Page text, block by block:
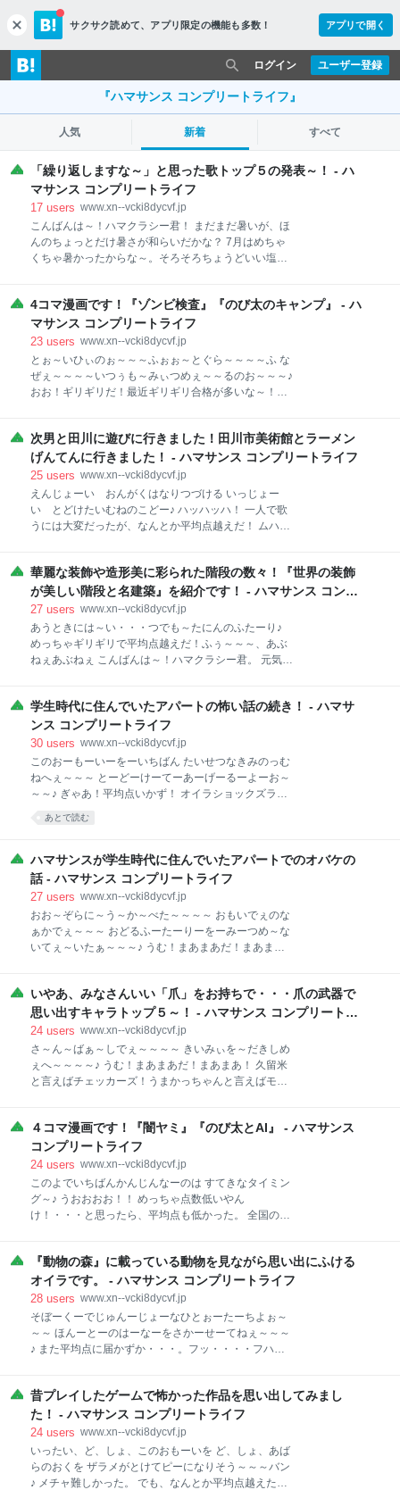
c
l
o
s
サクサク読めて、 アプリ限定の機能も多数！ アプリで開く
ユーザー登録
ログイン
『ハマサンス コンプリートライフ』
人気 新着 すべて
「繰り返しますな～」と思った歌トップ５の発表～！ - ハ
マサンス コンプリートライフ
17 users www.xn--vcki8dycvf.jp
こんばんは～！ハマクラシー君！ まだまだ暑いが、ほ
んのちょっとだけ暑さが和らいだかな？ 7月はめちゃ
くちゃ暑かったからな～。そろそろちょうどいい塩梅
む、よしよし！ さて、ハマクラシー君、今日はまたま
た歌のジャンルでのトップ５の発表だよ！ 楽しみだっ
ただろう？ へ？楽しみじゃない・・・！？ ヒィ～ヒッ
ヒッヒ！そんなことはいわせなぁ～い♡ 君はオイラの
発表を聞くか寝るかしか選択肢はないのだ！ 今日のお
題は・・・ 「繰り返しますな～」だよ。 カラオケで歌
にカラオケで歌ったり聴いたりした歌でそう思ったも
のをランキング形式で発表しようと、こう思っちょる
んでござんすよ～！ヘへヘ。 ではさっそくいってみっ
か！
4コマ漫画です！『ゾンビ検査』『のび太のキャンプ』 - ハ
マサンス コンプリートライフ
23 users www.xn--vcki8dycvf.jp
とぉ～いひぃのぉ～～～ふぉぉ～とぐら～～～～ふ な
ぜぇ～～～～いつぅも～みぃつめぇ～～るのお～～～♪
おお！ギリギリだ！最近ギリギリ合格が多いな～！
こう」くらいまで記憶にあるかな～。 たしかボーカル
の上杉さんの「W」ギターの柴崎さんの「S」それを
「＆」で結んで「WANDS」とついた由来をなんとな
く覚えていたのだが、第2期以降もボーカルは「W」の
イニシャルの名前だったのであろうか？ 上杉さんはそ
の後ギターの柴崎さんと一緒にWANDSを脱退して
Princeを脱退したNumber_iみたいだな～。 おっと、
ついWANDSの思い出話に花が咲いちまったな！ 元気
かい？ハマクラシー君！ 今
次男と田川に遊びに行きました！田川市美術館とラーメン
げんてんに行きました！ - ハマサンス コンプリートライフ
25 users www.xn--vcki8dycvf.jp
えんじょーい おんがくはなりつづける いっじょー
い とどけたいむねのこどー♪ ハッハッハ！ 一人で歌
うには大変だったが、なんとか平均点越えだ！ ムハハ
レーしていたが、夢中になり過ぎて熱中症になりかけ
たぜ～！ あぶねぇ～あぶねぇ～。 すぐに休んで水飲ん
で休んだからよかったぜぇ～。 そうそう、この前次男
と田川市美術館に行ったのだよ。 お目当ては、アニメ
ーター佐野浩敏さんの画展があったから見に行ったの
だ！ ちょくちょく展示を見に行っている田川市美術
記」「天空のエスカフローネ」などを手掛けている
「ロボ描き屋」を自称するイラストレーターなのであ
る！ オイラ、アニメ作品はほとんど知らないのだが、
原画や設定
華麗な装飾や造形美に彩られた階段の数々！『世界の装飾
が美しい階段と名建築』を紹介です！ - ハマサンス コンプ
リートライフ
27 users www.xn--vcki8dycvf.jp
あうときには～い・・・つでも～たにんのふたーり♪
めっちゃギリギリで平均点越えだ！ふぅ～～～、あぶ
ねぇあぶねぇ こんばんは～！ハマクラシー君。 元気で
感じるときがあるから、熊本の方はもっと強く揺れを
感じるときが多いのだろうな。一日も早く日常が戻る
ことを祈るばかりだ。 さてさてハマクラシー君。 今回
もまたあれだ。 世界のホニャララの本の紹介だよ！ 今
回はこれだ！ 『世界の装飾が美しい階段と名建築』～
～～！ 世界の装飾が美しい階段と名建築 PIE Amazon
が、名建築の中にある階段は単純に移動のためだけの
空間を彩り夢のような世界へ導いてくれるぞ！ では、
どんな階段があるか、ちょっと紹介してみっか～
学生時代に住んでいたアパートの怖い話の続き！ - ハマサ
ンス コンプリートライフ
30 users www.xn--vcki8dycvf.jp
このおーもーいーをーいちばん たいせつなきみのっむ
ねへぇ～～～ とーどーけーてーあーげーるーよーお～
～～♪ ぎゃあ！平均点いかず！ オイラショックズラ。
トランペットの練習から頑張るズラ・・・。 さて、ハ
マクラシー君。 今日は前回の話の続きだ。 もし忘れた
では、続きを話すぞう～～～。 それからも、オイラは
学校でいろんな生徒から「幽霊の出る部屋に住んでい
るんですか？」と聞かれ、「金縛りとか遭わないんで
様々な超常現象クエスチョンにお答えしまくっていた
のだ！ もちろんオイラ自身にはとくになんもなかった
がな。 そしてある時、アパートの駐車場であの日無言
たので、オイラはすぐに彼を捕まえあの日のことにつ
いて質問した。 すると、彼はこう答
あとで読む
ハマサンスが学生時代に住んでいたアパートでのオバケの
話 - ハマサンス コンプリートライフ
27 users www.xn--vcki8dycvf.jp
おお～ぞらに～う～か～べた～～～～ おもいでぇのな
ぁかでぇ～～～ おどるふーたーりーをーみーつめ～な
いてぇ～いたぁ～～～♪ うむ！まあまあだ！まあま
な。フフフ。 こんばんは～！元気かい？ハマクラシー
君！ 今日明日は福岡県も酷暑とかいう気温に達するら
しいな。 熱中症にならないように注意しようぜ！ いや
いや、そういえばハマクラシー君。 今年の夏は心霊番
組がほとんどないみたいだな～。 ああいうの好きだか
らオイラは寂しいのです！トホホ。 というわけで、唐
に、なんとなく「怖い話」をしていく流れになってね
ぇ。 その時に弟が「兄ちゃん、あの話してくれよ！あ
の話マジで怖ぇからよぉ～」とリクエストされて話し
た心霊体
いやあ、みなさんいい「爪」をお持ちで・・・爪の武器で
思い出すキャラトップ５～！ - ハマサンス コンプリートラ
イフ
24 users www.xn--vcki8dycvf.jp
さ～ん～ばぁ～しでぇ～～～～ きいみぃを～だきしめ
ぇへ～～～～♪ うむ！まあまあだ！まあまあ！ 久留米
と言えばチェッカーズ！うまかっちゃんと言えばモク
いるともう暑いことの話ばかりになっちゃうが、確か
に暑いな。 バテバテだぜぇ～～～。 子ども達はいよい
よ夏休みだが、さすが中学にもなると部活動で忙しい
みたいだな。 ところで、ハマクラシー君。 ことわざで
『能ある鷹は爪を隠す』っていうのがあるよなぁ？ で
も、ゲームや漫画では爪を隠すどころか、めっちゃア
も『いい爪持ってますな～！キャラ部門』だ！ では、
さっそくいってみますか！ ではまず５位！ 第５位
は・・・・ドルルルルルルル・・・・・・ジャン！ 第
５
４コマ漫画です！『闇ヤミ』『のび太とAI』 - ハマサンス
コンプリートライフ
24 users www.xn--vcki8dycvf.jp
このよでいちばんかんじんなーのは すてきなタイミン
グ～♪ うおおおお！！ めっちゃ点数低いやん
け！・・・と思ったら、平均点も低かった。 全国のみ
マサンスだが、君はどうだい？ 夏バテしてても晩酌は
やっちゃうぞ、バカヤロー！（小島聡風） 今日も鯛や
カンパチのお刺身食べながら富山の名酒「三笑楽」で
おいしく頂いております！いいお酒ですな～、三笑
楽！ さて、今日は４コマ漫画の日です。 ハマクラシー
君。 ぜひ４コマ漫画読んで爆笑して暑気払いしてくれ
～！！ ムハハハハ～～～！！ さて、もう気が済んだ
よ。 もう・・・・もういいんだよ！何もかもが！ 暑さ
のあまりオイラの頭の中もトロットロになっているん
ザマス
『動物の森』に載っている動物を見ながら思い出にふける
オイラです。 - ハマサンス コンプリートライフ
28 users www.xn--vcki8dycvf.jp
そぼーくーでじゅんーじょーなひとぉーたーちよぉ～
～～ ほんーとーのはーなーをさかーせーてねぇ～～～
♪ また平均点に届かずか・・・。フッ・・・・フハハ
の歌に耳を傾けて人の心を甦らしてほしいものですわ
い！ www.youtube.com さてさて、こんばんは。ハマ
クラシー君。 ワールドカップも終わったのう・・・。
寂しいのう・・・。 でも高校野球が始まるから、まだ
まだ暑い夏は終わらなぁ～い！ クーラーガンガンにし
て応援するぜ～！ いえーーー！ ムフフ。 今日の話は
昔プレイしたゲームで怖かった作品を思い出してみまし
た！ - ハマサンス コンプリートライフ
24 users www.xn--vcki8dycvf.jp
いったい、ど、しょ、このおもーいを ど、しょ、あば
らのおくを ザラメがとけてピーになりそう～～～バン
♪ メチャ難しかった。 でも、なんとか平均点越えた